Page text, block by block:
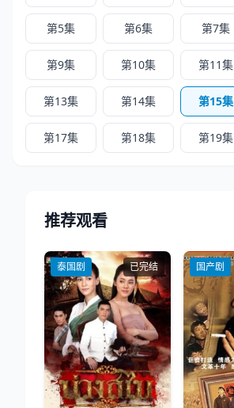
第5集 第6集 第7集
第9集 第10集 第11集
第13集 第14集 第15集
第17集 第18集 第19集
推荐观看
泰国剧 已完结 国产剧